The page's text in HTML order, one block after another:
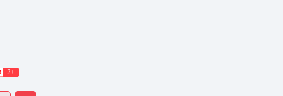
2+